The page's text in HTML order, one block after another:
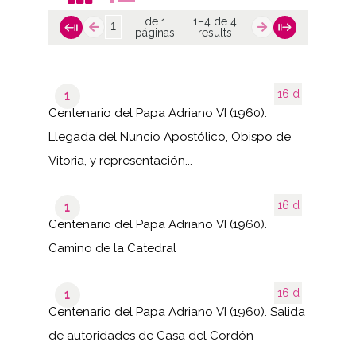
de 1
páginas
1–4 de 4
results
16 d
1
Centenario del Papa Adriano VI (1960).
Llegada del Nuncio Apostólico, Obispo de
Vitoria, y representación...
16 d
1
Centenario del Papa Adriano VI (1960).
Camino de la Catedral
16 d
1
Centenario del Papa Adriano VI (1960). Salida
de autoridades de Casa del Cordón